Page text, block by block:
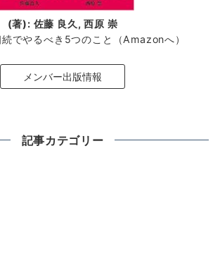
(著): 佐藤 良久, 西原 崇
でやるべき5つのこと（Amazonへ）
メンバー出版情報
記事カテゴリー